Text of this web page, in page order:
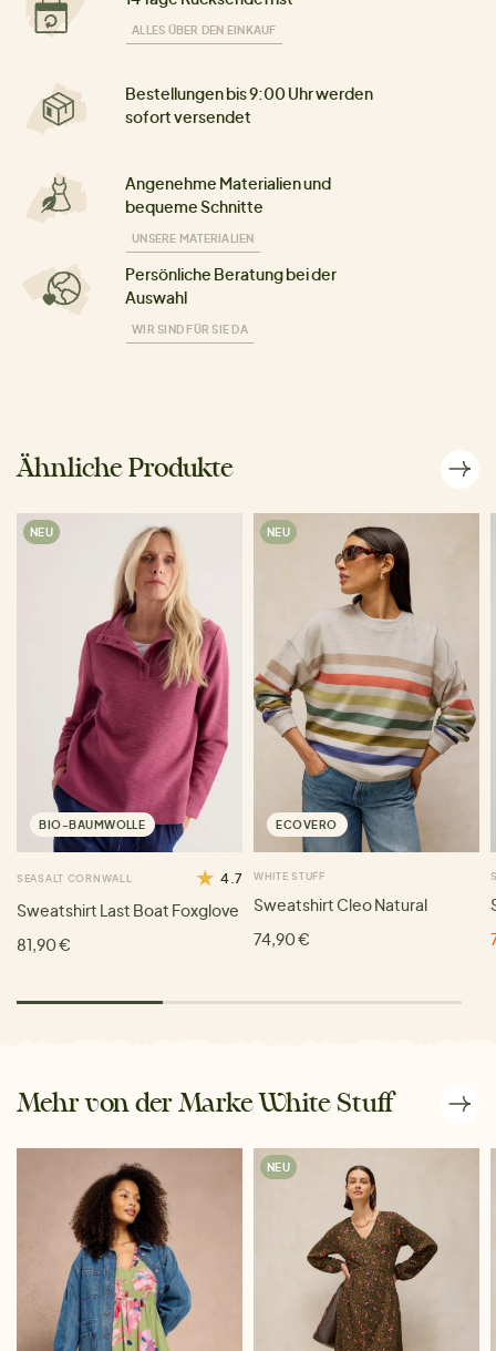
ALLES ÜBER DEN EINKAUF
Bestellungen bis 9:00 Uhr werden
sofort versendet
Angenehme Materialien und
bequeme Schnitte
UNSERE MATERIALIEN
Persönliche Beratung bei der
Auswahl
WIR SIND FÜR SIE DA
Ähnliche Produkte
NEU
BIO-BAUMWOLLE
SEASALT CORNWALL 4.7
Sweatshirt Last Boat Foxglove
81,90 €
NEU
ECOVERO
WHITE STUFF
Sweatshirt Cleo Natural
74,90 €
Mehr von der Marke White Stuff
NEU